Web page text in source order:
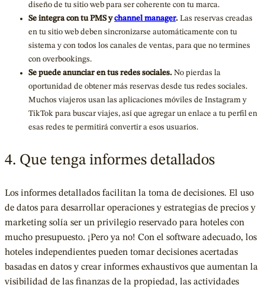
diseño de tu sitio web para ser coherente con tu marca.
Se integra con tu PMS ychannel manager. Las reservas creadas
en tu sitio web deben sincronizarse automáticamente con tu
sistema y con todos los canales de ventas, para que no termines
con overbookings.
Se puede anunciar en tus redes sociales. No pierdas la
oportunidad de obtener más reservas desde tus redes sociales.
Muchos viajeros usan las aplicaciones móviles de Instagram y
TikTok para buscar viajes, así que agregar un enlace a tu perfil en
esas redes te permitirá convertir a esos usuarios.
4. Que tenga informes detallados
Los informes detallados facilitan la toma de decisiones. El uso
de datos para desarrollar operaciones y estrategias de precios y
marketing solía ser un privilegio reservado para hoteles con
mucho presupuesto. ¡Pero ya no! Con el software adecuado, los
hoteles independientes pueden tomar decisiones acertadas
basadas en datos y crear informes exhaustivos que aumentan la
visibilidad de las finanzas de la propiedad, las actividades